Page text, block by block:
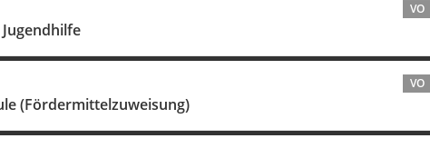
VO
VO
(Fördermittelzuweisung)